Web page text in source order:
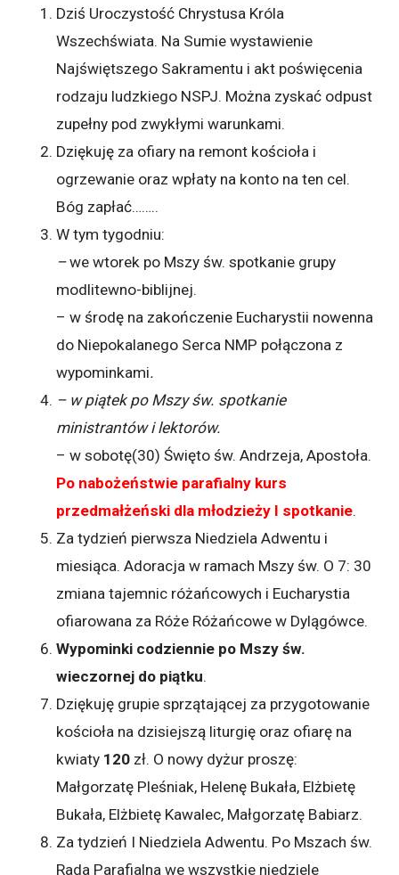
Dziś Uroczystość Chrystusa Króla
Wszechświata. Na Sumie wystawienie
Najświętszego Sakramentu i akt poświęcenia
rodzaju ludzkiego NSPJ. Można zyskać odpust
zupełny pod zwykłymi warunkami.
Dziękuję za ofiary na remont kościoła i
ogrzewanie oraz wpłaty na konto na ten cel.
Bóg zapłać……..
W tym tygodniu:
–we wtorek po Mszy św. spotkanie grupy
modlitewno-biblijnej.
– w środę na zakończenie Eucharystii nowenna
do Niepokalanego Serca NMP połączona z
wypominkami.
– w piątek po Mszy św. spotkanie
ministrantów i lektorów.
– w sobotę(30)Święto św. Andrzeja, Apostoła.
Po nabożeństwie parafialny kurs
przedmałżeński dla młodzieży I spotkanie.
Za tydzień pierwsza Niedziela Adwentu i
miesiąca. Adoracja w ramach Mszy św. O 7: 30
zmiana tajemnic różańcowych i Eucharystia
ofiarowana za Róże Różańcowe w Dylągówce.
Wypominki codziennie po Mszy św.
wieczornej do piątku.
Dziękuję grupie sprzątającej za przygotowanie
kościoła na dzisiejszą liturgię oraz ofiarę na
kwiaty 120 zł. O nowy dyżur proszę:
Małgorzatę Pleśniak, Helenę Bukała, Elżbietę
Bukała, Elżbietę Kawalec, Małgorzatę Babiarz.
Za tydzień I Niedziela Adwentu. Po Mszach św.
Rada Parafialna we wszystkie niedziele